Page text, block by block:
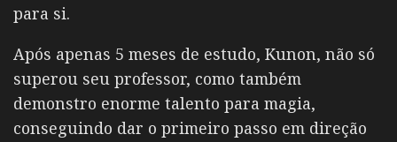
para si.
Após apenas 5 meses de estudo, Kunon, não só
superou seu professor, como também
demonstro enorme talento para magia,
conseguindo dar o primeiro passo em direção